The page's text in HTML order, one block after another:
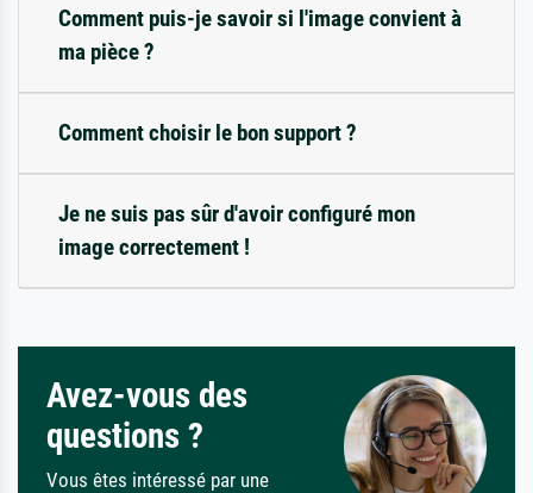
Comment puis-je savoir si l'image convient à
ma pièce ?
Comment choisir le bon support ?
Je ne suis pas sûr d'avoir configuré mon
image correctement !
Avez-vous des
questions ?
Vous êtes intéressé par une